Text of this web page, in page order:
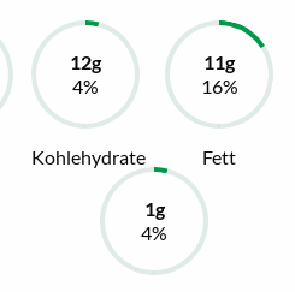
Kohlehydrate Fett